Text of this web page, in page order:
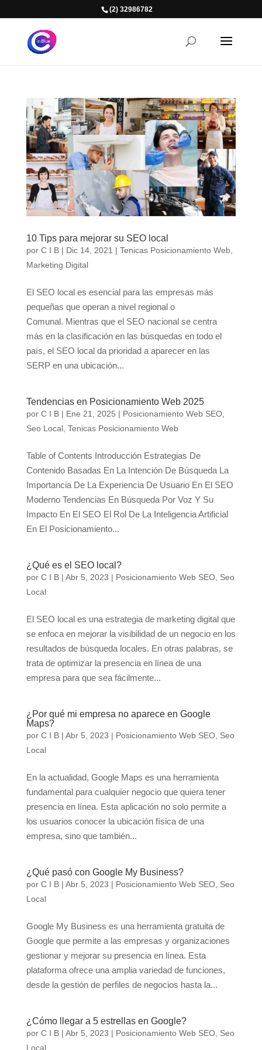
(2) 32986782
10 Tips para mejorar su SEO local
por C I B| Dic 14, 2021 | Tenicas Posicionamiento Web,
Marketing Digital
El SEO local es esencial para las empresas más
pequeñas que operan a nivel regional o
Comunal. Mientras que el SEO nacional se centra
más en la clasificación en las búsquedas en todo el
país, el SEO local da prioridad a aparecer en las
SERP en una ubicación...
Tendencias en Posicionamiento Web 2025
por C I B| Ene 21, 2025 | Posicionamiento Web SEO,
Seo Local, Tenicas Posicionamiento Web
Table of Contents Introducción Estrategias De
Contenido Basadas En La Intención De Búsqueda La
Importancia De La Experiencia De Usuario En El SEO
Moderno Tendencias En Búsqueda Por Voz Y Su
Impacto En El SEO El Rol De La Inteligencia Artificial
En El Posicionamiento...
¿Qué es el SEO local?
por C I B| Abr 5, 2023 | Posicionamiento Web SEO, Seo
Local
El SEO local es una estrategia de marketing digital que
se enfoca en mejorar la visibilidad de un negocio en los
resultados de búsqueda locales. En otras palabras, se
trata de optimizar la presencia en línea de una
empresa para que sea fácilmente...
¿Por qué mi empresa no aparece en Google
Maps?
por C I B| Abr 5, 2023 | Posicionamiento Web SEO, Seo
Local
En la actualidad, Google Maps es una herramienta
fundamental para cualquier negocio que quiera tener
presencia en línea. Esta aplicación no solo permite a
los usuarios conocer la ubicación física de una
empresa, sino que también...
¿Qué pasó con Google My Business?
por C I B| Abr 5, 2023 | Posicionamiento Web SEO, Seo
Local
Google My Business es una herramienta gratuita de
Google que permite a las empresas y organizaciones
gestionar y mejorar su presencia en línea. Esta
plataforma ofrece una amplia variedad de funciones,
desde la gestión de perfiles de negocios hasta la...
¿Cómo llegar a 5 estrellas en Google?
por C I B| Abr 5, 2023 | Posicionamiento Web SEO, Seo
Local